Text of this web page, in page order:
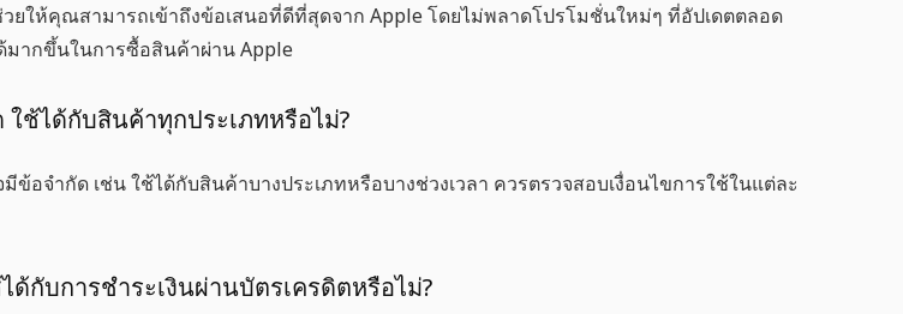
ยให้คุณสามารถเข้าถึงข้อเสนอที่ดีที่สุดจาก Apple โดยไม่พลาดโปรโมชั่นใหม่ๆ ที่อัปเดตตลอด
มากขึ้นในการซื้อสินค้าผ่าน Apple
ช้ได้กับสินค้าทุกประเภทหรือไม่?
มีข้อจำกัด เช่น ใช้ได้กับสินค้าบางประเภทหรือบางช่วงเวลา ควรตรวจสอบเงื่อนไขการใช้ในแต่ละ
ด้กับการชำระเงินผ่านบัตรเครดิตหรือไม่?